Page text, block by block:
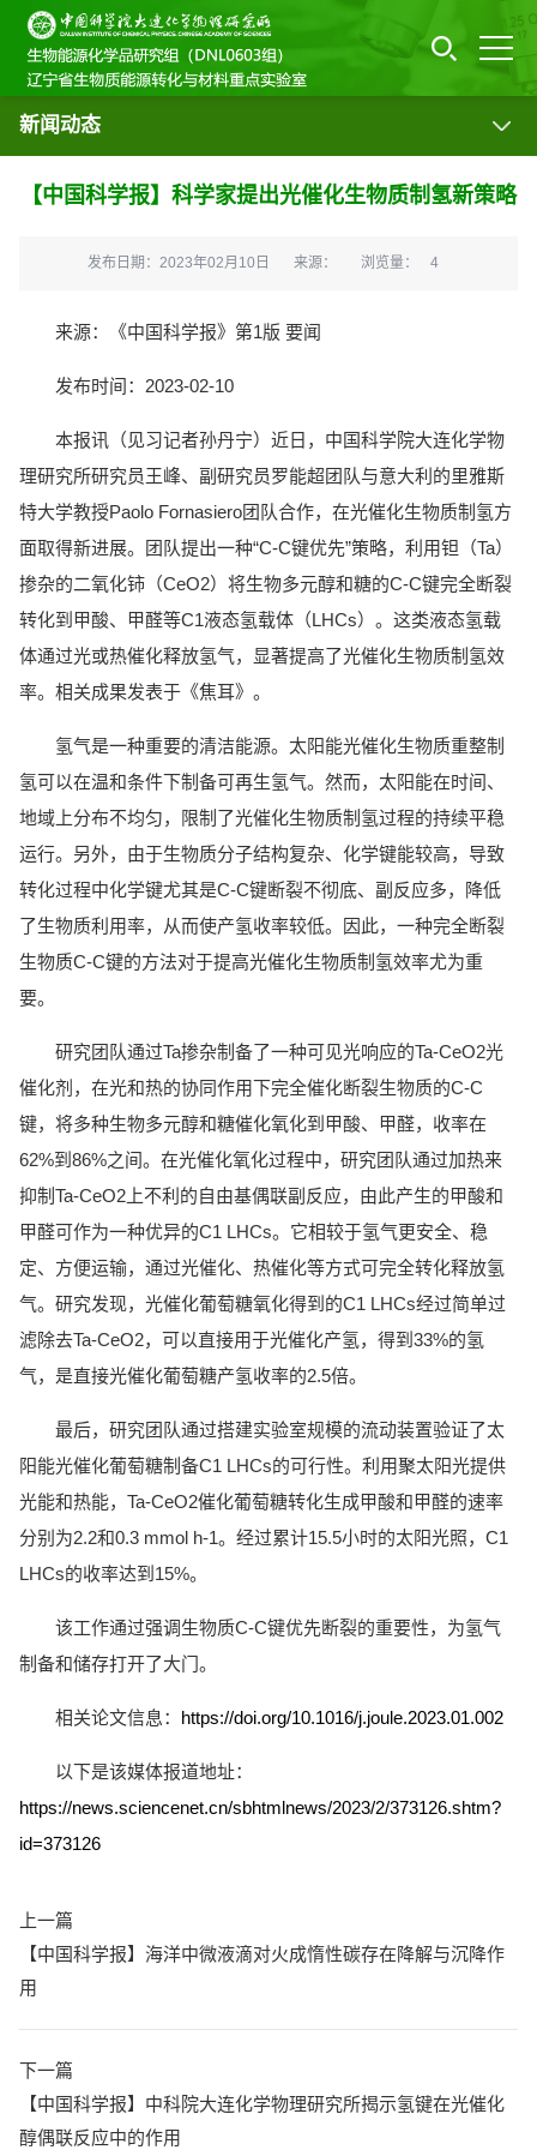
新闻动态
【中国科学报】科学家提出光催化生物质制氢新策略
发布日期：2023年02月10日 来源： 浏览量： 4
来源：《中国科学报》第1版 要闻
发布时间：2023-02-10
本报讯（见习记者孙丹宁）近日，中国科学院大连化学物
理研究所研究员王峰、副研究员罗能超团队与意大利的里雅斯
特大学教授Paolo Fornasiero团队合作，在光催化生物质制氢方
面取得新进展。团队提出一种“C-C键优先”策略，利用钽（Ta）
掺杂的二氧化铈（CeO2）将生物多元醇和糖的C-C键完全断裂
转化到甲酸、甲醛等C1液态氢载体（LHCs）。这类液态氢载
体通过光或热催化释放氢气，显著提高了光催化生物质制氢效
率。相关成果发表于《焦耳》。
氢气是一种重要的清洁能源。太阳能光催化生物质重整制
氢可以在温和条件下制备可再生氢气。然而，太阳能在时间、
地域上分布不均匀，限制了光催化生物质制氢过程的持续平稳
运行。另外，由于生物质分子结构复杂、化学键能较高，导致
转化过程中化学键尤其是C-C键断裂不彻底、副反应多，降低
了生物质利用率，从而使产氢收率较低。因此，一种完全断裂
生物质C-C键的方法对于提高光催化生物质制氢效率尤为重
要。
研究团队通过Ta掺杂制备了一种可见光响应的Ta-CeO2光
催化剂，在光和热的协同作用下完全催化断裂生物质的C-C
键，将多种生物多元醇和糖催化氧化到甲酸、甲醛，收率在
62%到86%之间。在光催化氧化过程中，研究团队通过加热来
抑制Ta-CeO2上不利的自由基偶联副反应，由此产生的甲酸和
甲醛可作为一种优异的C1 LHCs。它相较于氢气更安全、稳
定、方便运输，通过光催化、热催化等方式可完全转化释放氢
气。研究发现，光催化葡萄糖氧化得到的C1 LHCs经过简单过
滤除去Ta-CeO2，可以直接用于光催化产氢，得到33%的氢
气，是直接光催化葡萄糖产氢收率的2.5倍。
最后，研究团队通过搭建实验室规模的流动装置验证了太
阳能光催化葡萄糖制备C1 LHCs的可行性。利用聚太阳光提供
光能和热能，Ta-CeO2催化葡萄糖转化生成甲酸和甲醛的速率
分别为2.2和0.3 mmol h-1。经过累计15.5小时的太阳光照，C1
LHCs的收率达到15%。
该工作通过强调生物质C-C键优先断裂的重要性，为氢气
制备和储存打开了大门。
相关论文信息： https://doi.org/10.1016/j.joule.2023.01.002
以下是该媒体报道地址：
https://news.sciencenet.cn/sbhtmlnews/2023/2/373126.shtm?
id=373126
上一篇
【中国科学报】海洋中微液滴对火成惰性碳存在降解与沉降作
用
下一篇
【中国科学报】中科院大连化学物理研究所揭示氢键在光催化
醇偶联反应中的作用